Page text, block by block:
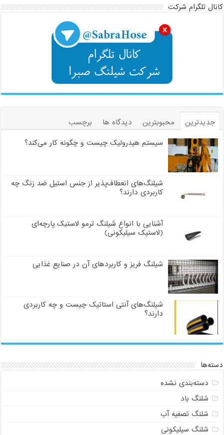
کانال تلگرام شرکت
جدیدترین محبوبترین دیدگاه ها
برچسب
سیستم هیدرولیک چیست و چگونه کار می‌کند؟
شیلنگ‌های انعطاف‌پذیر از جنس استیل ضد زنگ چه
کاربردی دارند؟
آشنایی با انواع شیلنگ ترمو لاستیک پارچه‌ای
(لاستیک سیلیکونی)
شیلنگ فریز و کاربردهای آن در صنایع غذایی
شیلنگ‌های آنتی استاتیک چیست و چه کاربردی
دارند؟
دسته‌ها
دسته‌بندی نشده
شلنگ باد
شلنگ تصفیه آب
شلنگ سیلیکونی